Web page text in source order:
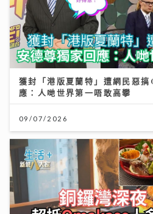
獲封「港版夏蘭特」遭網民惡
應：人哋世界第一唔敢高攀
09/07/2026